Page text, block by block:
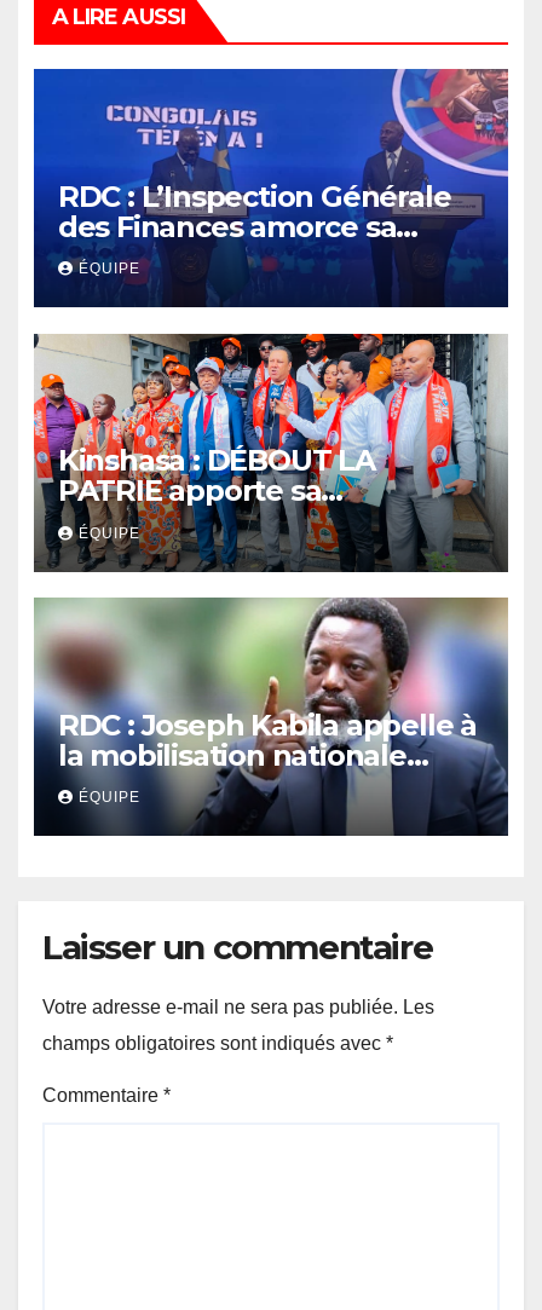
A LIRE AUSSI
RDC : L’Inspection Générale
des Finances amorce sa
révolution numérique pour
un contrôle permanent des
finances publiques
ÉQUIPE
Kinshasa : DÉBOUT LA
PATRIE apporte sa
contribution au débat
national sur la réforme
constitutionnelle
ÉQUIPE
RDC : Joseph Kabila appelle à
la mobilisation nationale
contre le projet de révision
constitutionnelle
ÉQUIPE
Laisser un commentaire
Votre adresse e-mail ne sera pas publiée. Les
champs obligatoires sont indiqués avec *
Commentaire *